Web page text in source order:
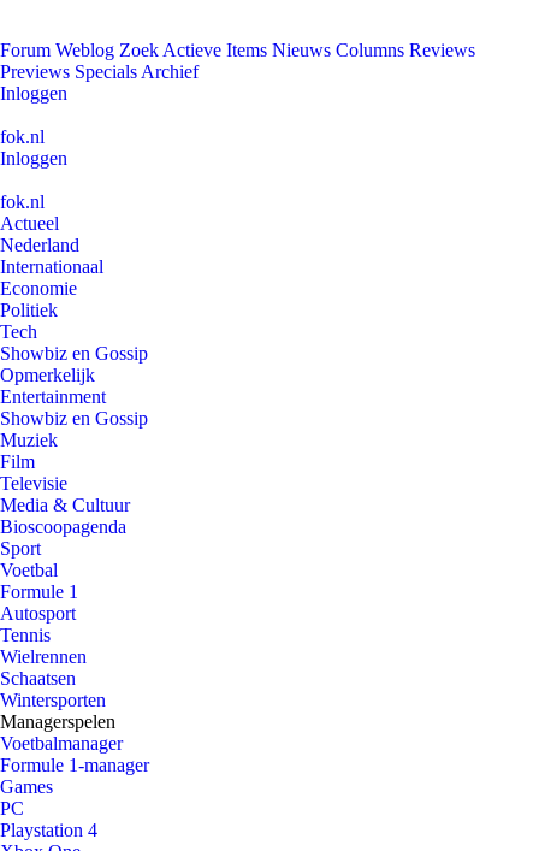
Forum Weblog Zoek Actieve Items Nieuws Columns Reviews
Previews Specials Archief
Inloggen
fok.nl
Inloggen
fok.nl
Actueel
Nederland
Internationaal
Economie
Politiek
Tech
Showbiz en Gossip
Opmerkelijk
Entertainment
Showbiz en Gossip
Muziek
Film
Televisie
Media & Cultuur
Bioscoopagenda
Sport
Voetbal
Formule 1
Autosport
Tennis
Wielrennen
Schaatsen
Wintersporten
Managerspelen
Voetbalmanager
Formule 1-manager
Games
PC
Playstation 4